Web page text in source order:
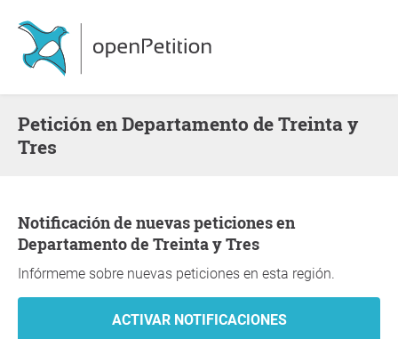
Petición en Departamento de Treinta y
Tres
Notificación de nuevas peticiones en
Departamento de Treinta y Tres
Infórmeme sobre nuevas peticiones en esta región.